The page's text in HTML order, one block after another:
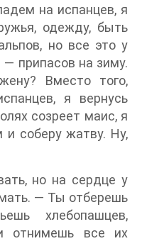
на испанцев, я
одежду, быть
но все это у
— припасов на зиму.
Вместо того,
я вернусь
созреет маис, я
соберу жатву. Ну,
но на сердце у
— Ты отберешь
хлебопашцев,
отнимешь все их